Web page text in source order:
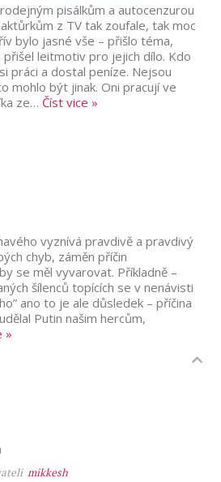
pisálkům a autocenzurou
z TV tak zoufale, tak moc
bylo jasné vše – přišlo téma,
přišel leitmotiv pro jejich dílo. Kdo
práci a dostal peníze. Nejsou
mohlo být jinak. Oni pracují ve
ze… Číst vice »
vyznívá pravdivě a pravdivý
chyb, záměn příčin
se měl vyvarovat. Příkladně –
šílenců topících se v nenávisti
ano to je ale důsledek – příčina
Putin našim hercům,
»
mikkesh